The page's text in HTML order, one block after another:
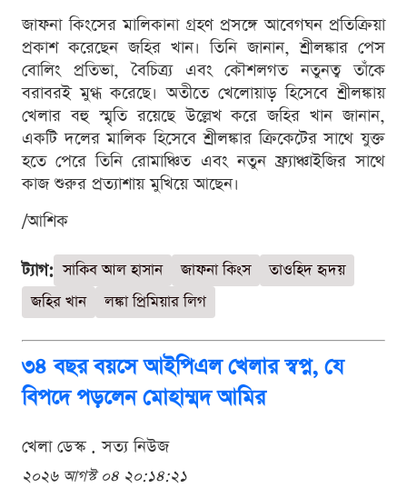
জাফনা কিংসের মালিকানা গ্রহণ প্রসঙ্গে আবেগঘন প্রতিক্রিয়া
প্রকাশ করেছেন জহির খান। তিনি জানান, শ্রীলঙ্কার পেস
বোলিং প্রতিভা, বৈচিত্র্য এবং কৌশলগত নতুনত্ব তাঁকে
বরাবরই মুগ্ধ করেছে। অতীতে খেলোয়াড় হিসেবে শ্রীলঙ্কায়
খেলার বহু স্মৃতি রয়েছে উল্লেখ করে জহির খান জানান,
একটি দলের মালিক হিসেবে শ্রীলঙ্কার ক্রিকেটের সাথে যুক্ত
হতে পেরে তিনি রোমাঞ্চিত এবং নতুন ফ্র্যাঞ্চাইজির সাথে
কাজ শুরুর প্রত্যাশায় মুখিয়ে আছেন।
/আশিক
ট্যাগ: সাকিব আল হাসান জাফনা কিংস
তাওহিদ হৃদয়
জহির খান
লঙ্কা প্রিমিয়ার লিগ
৩৪ বছর বয়সে আইপিএল খেলার স্বপ্ন, যে
বিপদে পড়লেন মোহাম্মদ আমির
খেলা ডেস্ক . সত্য নিউজ
২০২৬ আগস্ট ০৪ ২০:১৪:২১